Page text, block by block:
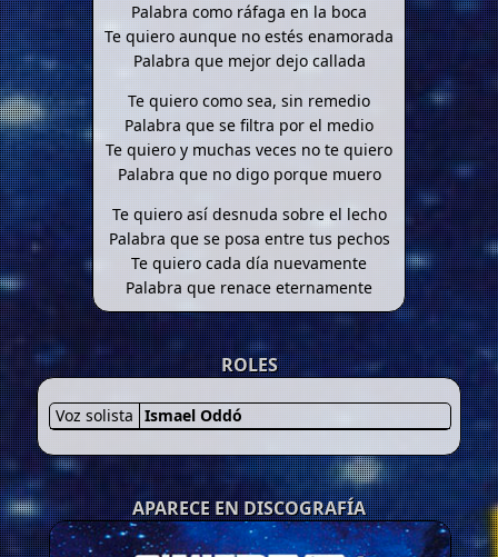
Palabra como ráfaga en la boca
Te quiero aunque no estés enamorada
Palabra que mejor dejo callada
Te quiero como sea, sin remedio
Palabra que se filtra por el medio
Te quiero y muchas veces no te quiero
Palabra que no digo porque muero
Te quiero así desnuda sobre el lecho
Palabra que se posa entre tus pechos
Te quiero cada día nuevamente
Palabra que renace eternamente
ROLES
Voz solista Ismael Oddó
APARECE EN DISCOGRAFÍA